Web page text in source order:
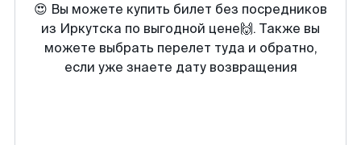
😍 Вы можете купить билет без посредников
из Иркутска по выгодной цене🙌. Также вы
можете выбрать перелет туда и обратно,
если уже знаете дату возвращения